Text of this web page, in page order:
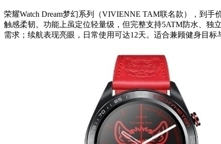
荣耀Watch Dream梦幻系列（VIVIENNE TAM联名款），到
触感柔韧。功能上虽定位轻量级，但完整支持5ATM防水、独
需求；续航表现亮眼，日常使用可达12天。适合兼顾健身目